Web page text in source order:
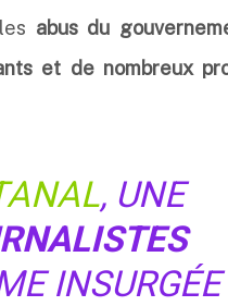
abus du
et de nombreux
, UNE
INSURGÉE